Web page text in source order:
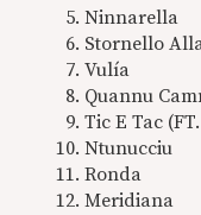
Ninnarella
Stornello
Vulía
Quannu
Tic E Tac
Ntunucciu
Ronda
Meridiana